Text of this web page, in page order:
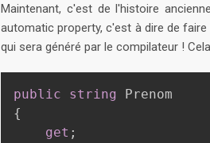
Maintenant, c'est de l'histoire
automatic property, c'est à dire de
qui sera généré par le compilateur !
public string
{
get ;